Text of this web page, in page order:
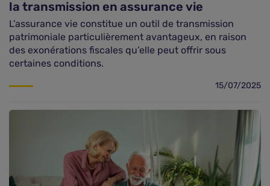
la transmission en assurance vie
L’assurance vie constitue un outil de transmission
patrimoniale particulièrement avantageux, en raison
des exonérations fiscales qu’elle peut offrir sous
certaines conditions.
15/07/2025